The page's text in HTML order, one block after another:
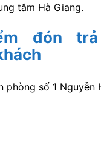
tâm Hà Giang.
đón
phòng số 1 Nguyễn